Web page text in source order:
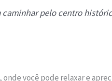
pelo centro
você pode relaxar e